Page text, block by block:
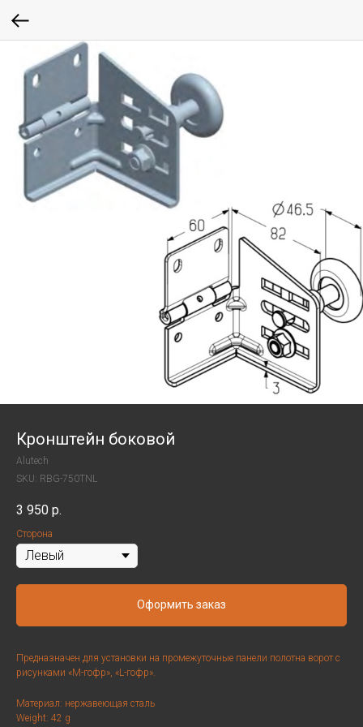
Кронштейн боковой
Alutech
SKU: RBG-750TNL
3 950 р.
Сторона
Оформить заказ
Предназначен для установки на промежуточные панели полотна ворот с
рисунками «М-гофр», «L-гофр».
Материал: нержавеющая сталь
Weight: 42 g